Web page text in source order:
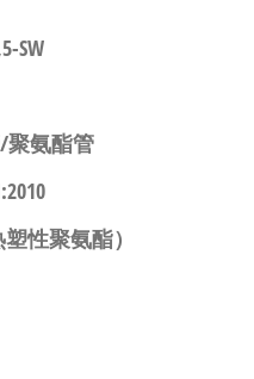
SW
聚氨酯管
塑性聚氨酯）